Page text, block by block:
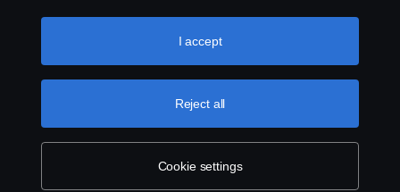
Juridisk merknad
Personvernerklæring
Informasjonskapsler
© Copyright Scania 2024. Alle rettigheter. Scania CV
AB (publ), SE-151 87 Södertälje, Sverige
like to accept. For a more detailed explanation of how we
use cookies, please visit our cookies section, which you
Cookie settings
Reject all
I accept